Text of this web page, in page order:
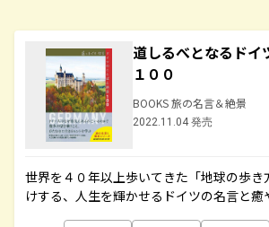
道しるべとなるドイ
１００
BOOKS 旅の名言＆絶景
2022.11.04 発売
世界を４０年以上歩いてきた「地球の歩き
けする、人生を輝かせるドイツの名言と癒